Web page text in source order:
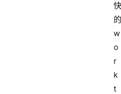
快
的
w
o
r
k
t